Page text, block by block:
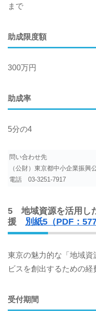
まで
助成限度額
300万円
助成率
5分の4
問い合わせ先
（公財）東京都中小企業振興
電話 03-3251-7917
5 地域資源を活用し
援 別紙5（PDF：
東京の魅力的な「地域
ビスを創出するための経
受付期間